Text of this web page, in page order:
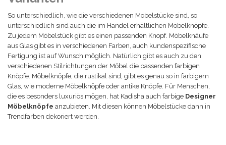
So unterschiedlich, wie die verschiedenen Möbelstücke sind, so
unterschiedlich sind auch die im Handel erhältlichen Möbelknöpfe.
Zu jedem Möbelstück gibt es einen passenden Knopf. Möbelknäufe
aus Glas gibt es in verschiedenen Farben, auch kundenspezifische
Fertigung ist auf Wunsch möglich. Natürlich gibt es auch zu den
verschiedenen Stilrichtungen der Möbel die passenden farbigen
Knöpfe. Möbelknöpfe, die rustikal sind, gibt es genau so in farbigem
Glas, wie moderne Möbelknöpfe oder antike Knöpfe. Für Menschen,
die es besonders luxuriös mögen, hat Kadisha auch farbige Designer
Möbelknöpfe anzubieten. Mit diesen können Möbelstücke dann in
Trendfarben dekoriert werden.